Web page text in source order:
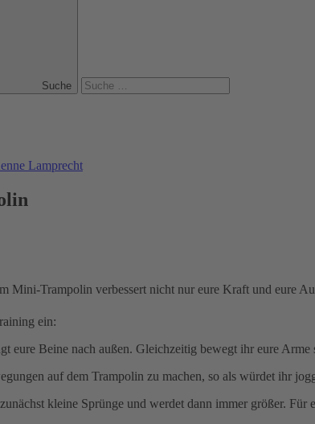
Suche
Lamprecht
Mini-Trampolin verbessert nicht nur eure Kraft und eure
ein:
eure Beine nach außen. Gleichzeitig bewegt ihr eure
auf dem Trampolin zu machen, so als würdet ihr
kleine Sprünge und werdet dann immer größer. Für